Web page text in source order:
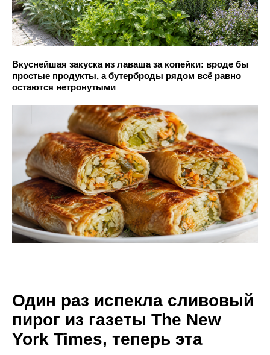
Вкуснейшая закуска из лаваша за копейки: вроде бы
простые продукты, а бутерброды рядом всё равно
остаются нетронутыми
Один раз испекла сливовый
пирог из газеты The New
York Times, теперь эта